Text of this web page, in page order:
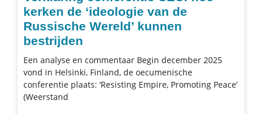
kerken de ‘ideologie van de
Russische Wereld’ kunnen
bestrijden
Een analyse en commentaar Begin december 2025
vond in Helsinki, Finland, de oecumenische
conferentie plaats: ‘Resisting Empire, Promoting Peace’
(Weerstand